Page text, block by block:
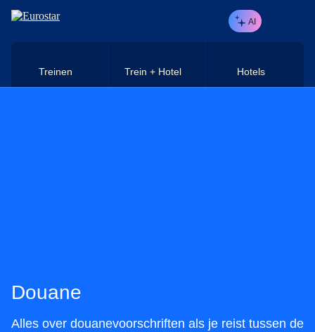
Naar hoofdinhoud
AI
Treinen Trein + Hotel Hotels
Douane
Alles over douanevoorschriften als je reist tussen de